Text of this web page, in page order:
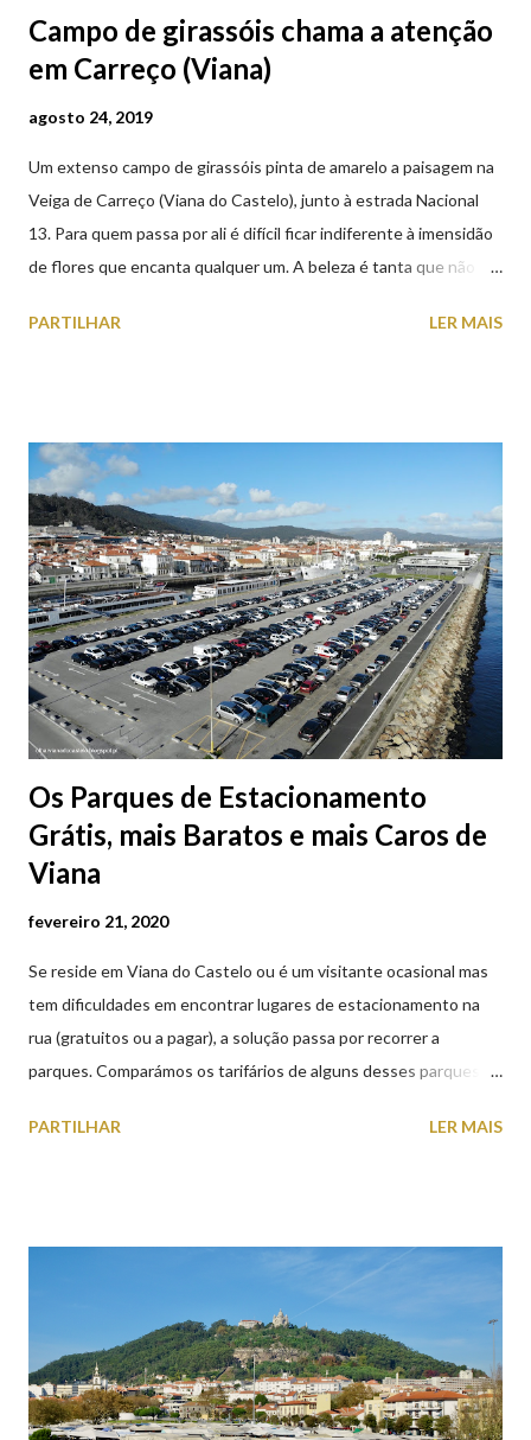
Campo de girassóis chama a atenção
em Carreço (Viana)
agosto 24, 2019
Um extenso campo de girassóis pinta de amarelo a paisagem na
Veiga de Carreço (Viana do Castelo), junto à estrada Nacional
13. Para quem passa por ali é difícil ficar indiferente à imensidão
de flores que encanta qualquer um. A beleza é tanta que não
aproveite a paisagem como cenário para tirar algumas
PARTILHAR LER MAIS
Os Parques de Estacionamento
Grátis, mais Baratos e mais Caros de
Viana
fevereiro 21, 2020
Se reside em Viana do Castelo ou é um visitante ocasional mas
tem dificuldades em encontrar lugares de estacionamento na
rua (gratuitos ou a pagar), a solução passa por recorrer a
parques. Comparámos os tarifários de alguns desses parques de
subterrâneos) perto do centro da cidade (entenda-se por
subterrâneos. O Parque da Estação Viana Shopping é grátis de
2ª a 5ª feira a partir das 20:00 (DIAS ÚTEIS)
PARTILHAR LER MAIS